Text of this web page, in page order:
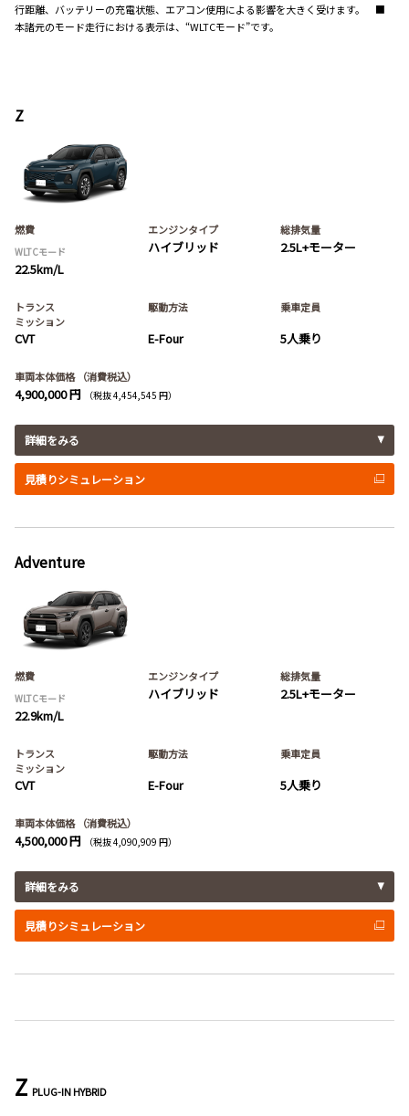
行距離、バッテリーの充電状態、エアコン使用による影響を大きく受けます。 ■
本諸元のモード走行における表示は、“WLTCモード”です。
Z
燃費
WLTCモード
22.5km/L
エンジンタイプ
ハイブリッド
総排気量
2.5L+モーター
トランス
ミッション
CVT
駆動方法
E-Four
乗車定員
5人乗り
車両本体価格 （消費税込）
4,900,000 円 （税抜 4,454,545 円）
詳細をみる
見積りシミュレーション
Adventure
燃費
WLTCモード
22.9km/L
エンジンタイプ
ハイブリッド
総排気量
2.5L+モーター
トランス
ミッション
CVT
駆動方法
E-Four
乗車定員
5人乗り
車両本体価格 （消費税込）
4,500,000 円 （税抜 4,090,909 円）
詳細をみる
見積りシミュレーション
Z PLUG-IN HYBRID